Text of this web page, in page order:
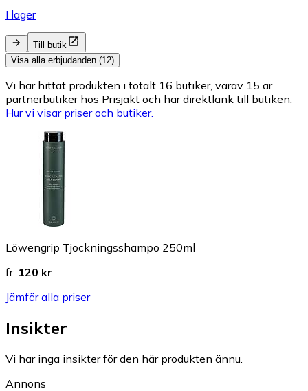
I lager
Till butik
Visa alla erbjudanden (12)
Vi har hittat produkten i totalt 16 butiker, varav 15 är
partnerbutiker hos Prisjakt och har direktlänk till butiken.
Hur vi visar priser och butiker.
Löwengrip Tjockningsshampo 250ml
fr. 120 kr
Jämför alla priser
Insikter
Vi har inga insikter för den här produkten ännu.
Annons